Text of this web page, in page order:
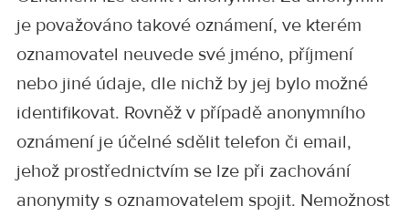
je považováno takové oznámení, ve kterém
oznamovatel neuvede své jméno, příjmení
nebo jiné údaje, dle nichž by jej bylo možné
identifikovat. Rovněž v případě anonymního
oznámení je účelné sdělit telefon či email,
jehož prostřednictvím se lze při zachování
anonymity s oznamovatelem spojit. Nemožnost